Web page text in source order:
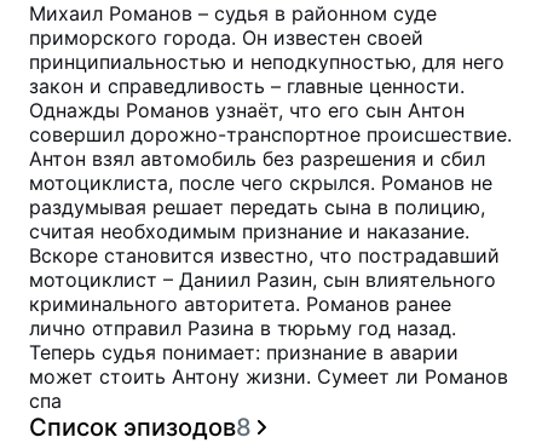
Михаил Романов – судья в районном суде
приморского города. Он известен своей
принципиальностью и неподкупностью, для него
закон и справедливость – главные ценности.
Однажды Романов узнаёт, что его сын Антон
совершил дорожно-транспортное происшествие.
Антон взял автомобиль без разрешения и сбил
мотоциклиста, после чего скрылся. Романов не
раздумывая решает передать сына в полицию,
считая необходимым признание и наказание.
Вскоре становится известно, что пострадавший
мотоциклист – Даниил Разин, сын влиятельного
криминального авторитета. Романов ранее
лично отправил Разина в тюрьму год назад.
Теперь судья понимает: признание в аварии
может стоить Антону жизни. Сумеет ли Романов
спа
Список эпизодов8